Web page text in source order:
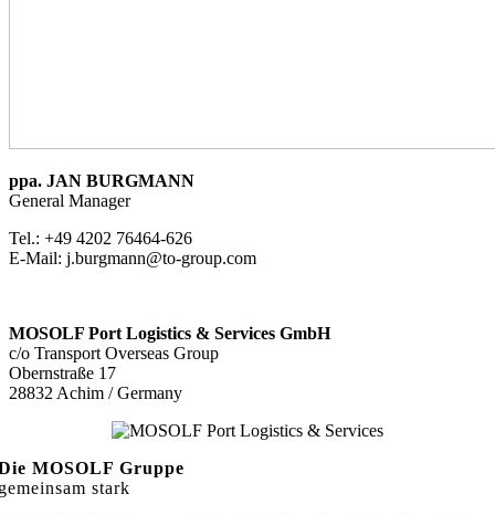
ppa. JAN BURGMANN
General Manager
Tel.: +49 4202 76464-626
E-Mail: j.burgmann@to-group.com
MOSOLF Port Logistics & Services GmbH
c/o Transport Overseas Group
Obernstraße 17
28832 Achim / Germany
MOSOLF Gruppe
stark